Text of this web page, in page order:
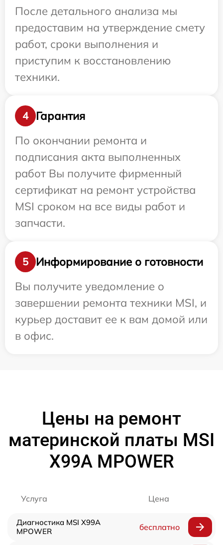
После детального анализа мы
предоставим на утверждение смету
работ, сроки выполнения и
приступим к восстановлению
техники.
4
Гарантия
По окончании ремонта и
подписания акта выполненных
работ Вы получите фирменный
сертификат на ремонт устройства
MSI сроком на все виды работ и
запчасти.
5
Информирование о готовности
Вы получите уведомление о
завершении ремонта техники MSI, и
курьер доставит ее к вам домой или
в офис.
Цены на ремонт
материнской платы MSI
X99A MPOWER
Услуга Цена
Диагностика MSI X99A
MPOWER
бесплатно